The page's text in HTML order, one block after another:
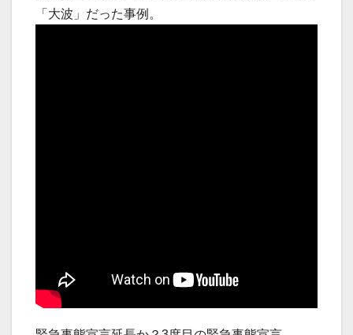
「大波」だった事例。